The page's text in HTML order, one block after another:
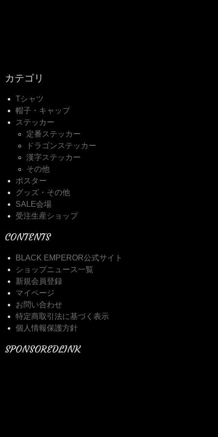
カテゴリ
Tシャツ
帽子・キャップ
ステッカー
定番ステッカー
ドラゴンステッカー
漢字ステッカー
その他
ポスター
グッズ・その他
SALE会場
受注生産ショップ
CONTENTS
BLACK EMPEROR公式サイト
ショップニュース一覧
新規会員登録
マイページ
お問い合わせ
特定商取引法に基づく表示
個人情報保護方針
SPONSOREDLINK